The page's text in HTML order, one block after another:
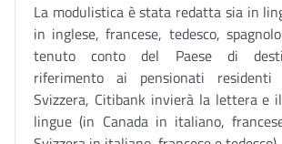
La modulistica è stata redatta sia in
in inglese, francese, tedesco,
tenuto conto del Paese di
riferimento ai pensionati
Svizzera, Citibank invierà la lettera e
lingue (in Canada in italiano,